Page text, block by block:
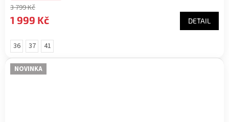
3 799 Kč
1 999 Kč DETAIL
36 37 41
NOVINKA